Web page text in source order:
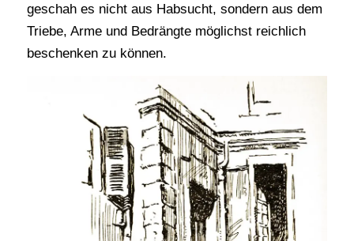
geschah es nicht aus Habsucht, sondern aus dem
Triebe, Arme und Bedrängte möglichst reichlich
beschenken zu können.